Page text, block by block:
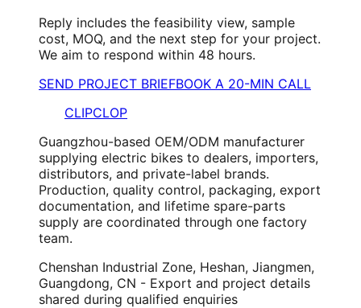
Reply includes the feasibility view, sample
cost, MOQ, and the next step for your project.
We aim to respond within 48 hours.
SEND PROJECT BRIEFBOOK A 20-MIN CALL
CLIPCLOP
Guangzhou-based OEM/ODM manufacturer
supplying electric bikes to dealers, importers,
distributors, and private-label brands.
Production, quality control, packaging, export
documentation, and lifetime spare-parts
supply are coordinated through one factory
team.
Chenshan Industrial Zone, Heshan, Jiangmen,
Guangdong, CN - Export and project details
shared during qualified enquiries